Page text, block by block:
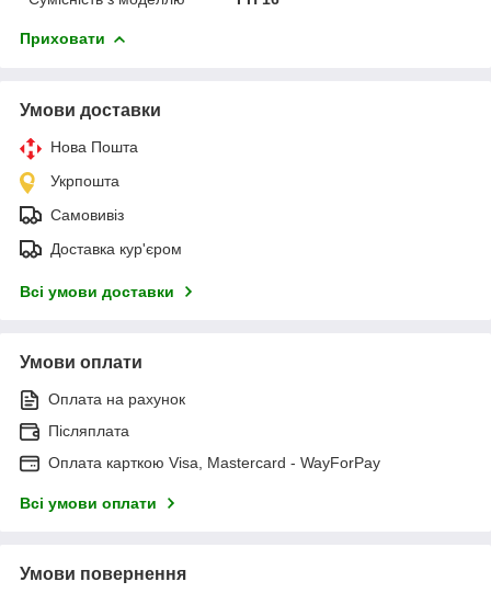
Приховати
Умови доставки
Нова Пошта
Укрпошта
Самовивіз
Доставка кур'єром
Всі умови доставки
Умови оплати
Оплата на рахунок
Післяплата
Оплата карткою Visa, Mastercard - WayForPay
Всі умови оплати
Умови повернення